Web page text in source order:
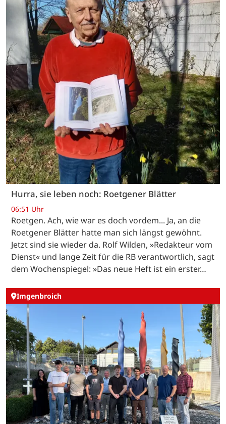
Hurra, sie leben noch: Roetgener Blätter
06:51 Uhr
Roetgen. Ach, wie war es doch vordem... Ja, an die
Roetgener Blätter hatte man sich längst gewöhnt.
Jetzt sind sie wieder da. Rolf Wilden, »Redakteur vom
Dienst« und lange Zeit für die RB verantwortlich, sagt
dem Wochenspiegel: »Das neue Heft ist ein erster…
Imgenbroich